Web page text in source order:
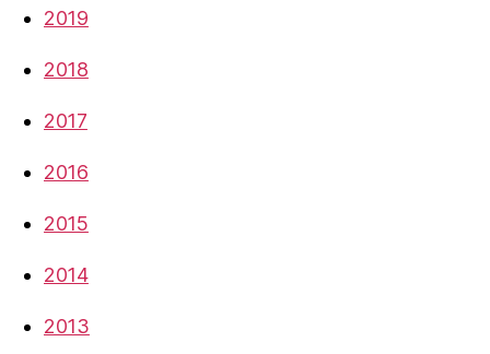
2019
2018
2017
2016
2015
2014
2013